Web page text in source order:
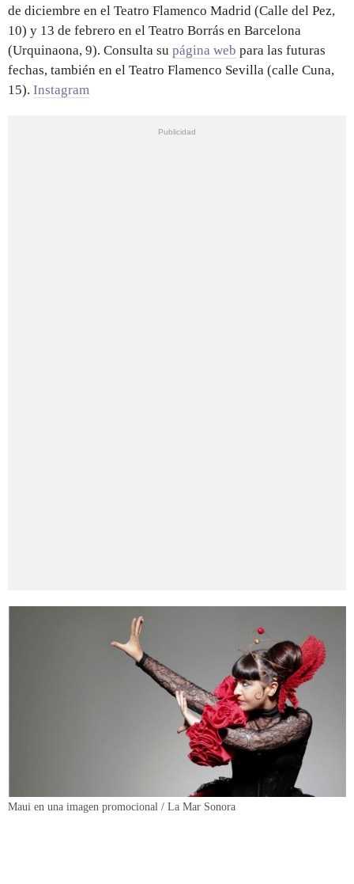
de diciembre en el Teatro Flamenco Madrid (Calle del Pez,
10) y 13 de febrero en el Teatro Borrás en Barcelona
(Urquinaona, 9). Consulta su página web para las futuras
fechas, también en el Teatro Flamenco Sevilla (calle Cuna,
15). Instagram
Maui en una imagen promocional / La Mar Sonora